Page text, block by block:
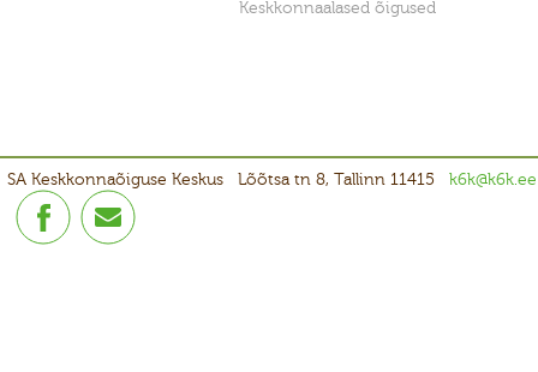
Keskkonnaalased õigused
SA Keskkonnaõiguse Keskus Lõõtsa tn 8, Tallinn 11415 k6k@k6k.ee